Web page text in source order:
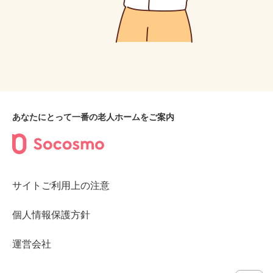
あなたにとって一番の老人ホームをご案内
サイトご利用上の注意
個人情報保護方針
運営会社